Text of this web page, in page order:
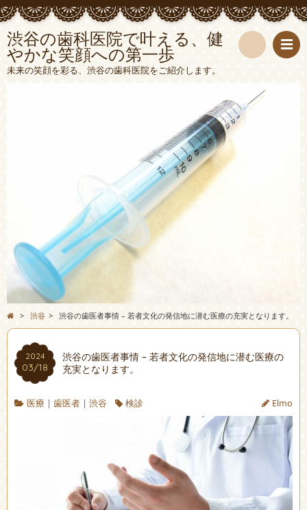
渋谷の歯科医院で叶える、健
やかな笑顔への第一歩
未来の笑顔を彩る、渋谷の歯科医院をご紹介します。
索
> 渋谷 > 渋谷の歯医者事情 – 若者文化の発信地に潜む医療の充実となります。
2024
03/18
渋谷の歯医者事情 – 若者文化の発信地に潜む医療の
充実となります。
医療 | 歯医者| 渋谷 検診 Elmo